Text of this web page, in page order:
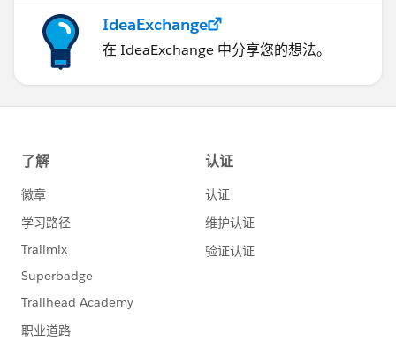
IdeaExchange
在 IdeaExchange 中分享您的想法。